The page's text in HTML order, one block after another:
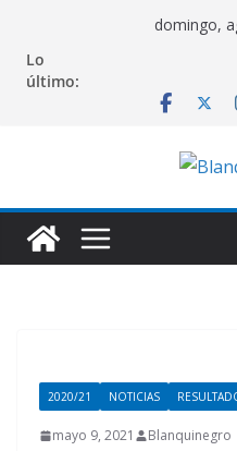
contenido
domingo,
Lo
último:
2020/21 NOTICIAS
mayo 9, 2021 Blanquinegro